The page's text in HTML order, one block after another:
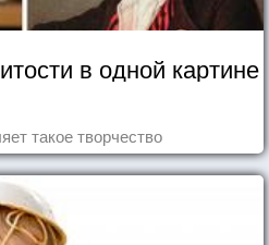
в одной картине
такое творчество